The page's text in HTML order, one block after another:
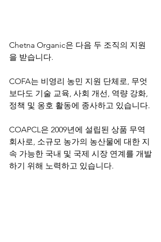
Chetna Organic은 다음 두 조직의 지원
을 받습니다.
COFA는 비영리 농민 지원 단체로, 무엇
보다도 기술 교육, 사회 개선, 역량 강화,
정책 및 옹호 활동에 종사하고 있습니다.
COAPCL은 2009년에 설립된 상품 무역
회사로, 소규모 농가의 농산물에 대한 지
속 가능한 국내 및 국제 시장 연계를 개발
하기 위해 노력하고 있습니다.